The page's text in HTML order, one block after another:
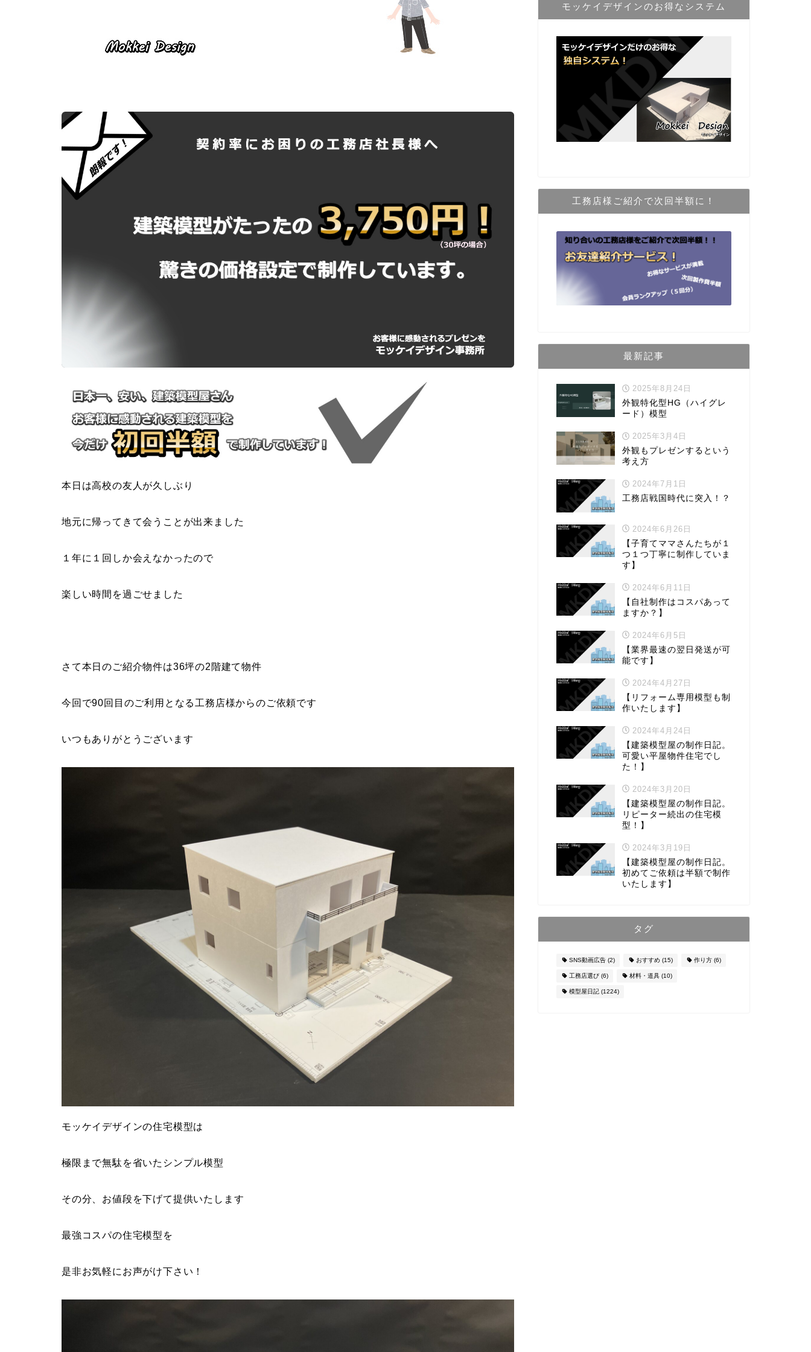
本日は高校の友人が久しぶり
地元に帰ってきて会うことが出来ました
１年に１回しか会えなかったので
楽しい時間を過ごせました
さて本日のご紹介物件は36坪の2階建て物件
今回で90回目のご利用となる工務店様からのご依頼です
いつもありがとうございます
モッケイデザインの住宅模型は
極限まで無駄を省いたシンプル模型
その分、お値段を下げて提供いたします
最強コスパの住宅模型を
是非お気軽にお声がけ下さい！
モッケイデザインのお得なシステム
工務店様ご紹介で次回半額に！
最新記事
2025年8月24日
外観特化型HG（ハイグレ
ード）模型
2025年3月4日
外観もプレゼンするという
考え方
2024年7月1日
工務店戦国時代に突入！？
2024年6月26日
【子育てママさんたちが１
つ１つ丁寧に制作していま
す】
2024年6月11日
【自社制作はコスパあって
ますか？】
2024年6月5日
【業界最速の翌日発送が可
能です】
2024年4月27日
【リフォーム専用模型も制
作いたします】
2024年4月24日
【建築模型屋の制作日記。
可愛い平屋物件住宅でし
た！】
2024年3月20日
【建築模型屋の制作日記。
リピーター続出の住宅模
型！】
2024年3月19日
【建築模型屋の制作日記。
初めてご依頼は半額で制作
いたします】
タグ
SNS動画広告(2) おすすめ(15) 作り方(6)
工務店選び(6) 材料・道具(10)
模型屋日記(1224)